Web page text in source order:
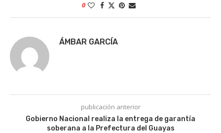
0
ÁMBAR GARCÍA
publicación anterior
Gobierno Nacional realiza la entrega de garantía
soberana a la Prefectura del Guayas